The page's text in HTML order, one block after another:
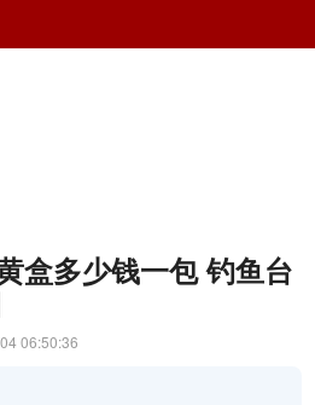
盒多少钱一包 钓鱼台
06:50:36